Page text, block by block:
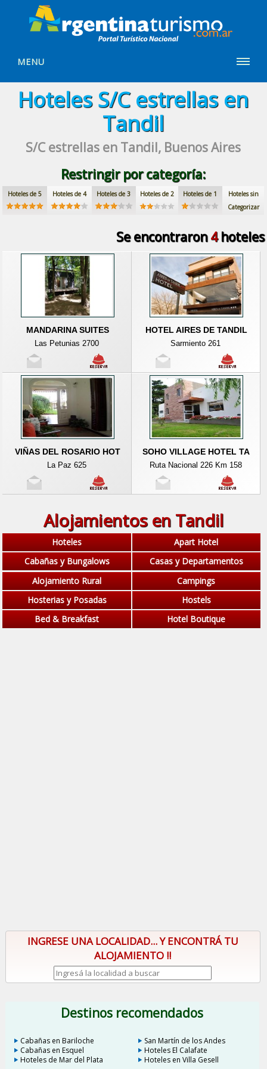
MENU
HotelesS/C estrellasen
Tandil
S/C estrellas en Tandil, Buenos Aires
Restringir por categoría:
Hoteles de 5 Hoteles de 4 Hoteles de 3 Hoteles de 2 Hoteles de 1
Hoteles sin
Categorizar
Se encontraron4hoteles
MANDARINA SUITES
Las Petunias 2700
HOTEL AIRES DE TANDIL
Sarmiento 261
VIÑAS DEL ROSARIO HOT
La Paz 625
SOHO VILLAGE HOTEL TA
Ruta Nacional 226 Km 158
Alojamientos en Tandil
Hoteles
Apart Hotel
Cabañas y Bungalows
Casas y Departamentos
Alojamiento Rural
Campings
Hosterias y Posadas
Hostels
Bed & Breakfast
Hotel Boutique
INGRESE UNA LOCALIDAD... Y ENCONTRÁ TU
ALOJAMIENTO !!
Destinos recomendados
Cabañas en Bariloche
San Martín de los Andes
Cabañas en Esquel
Hoteles El Calafate
Hoteles de Mar del Plata
Hoteles en Villa Gesell